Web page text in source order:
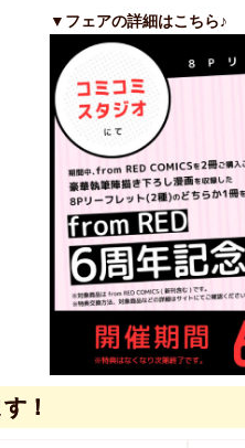
▼フェアの詳細はこちら♪
！